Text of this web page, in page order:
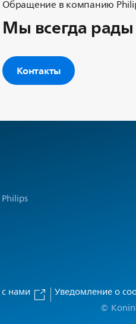
Обращение в компанию
Мы всегда
Контакты
Philips
нами Уведомление о
©